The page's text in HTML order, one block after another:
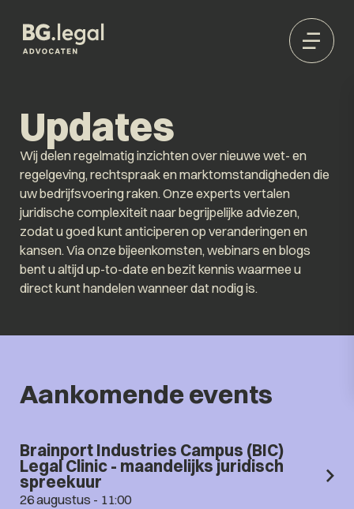
Updates
Wij delen regelmatig inzichten over nieuwe wet- en
regelgeving, rechtspraak en marktomstandigheden die
uw bedrijfsvoering raken. Onze experts vertalen
juridische complexiteit naar begrijpelijke adviezen,
zodat u goed kunt anticiperen op veranderingen en
kansen. Via onze bijeenkomsten, webinars en blogs
bent u altijd up-to-date en bezit kennis waarmee u
direct kunt handelen wanneer dat nodig is.
Aankomende events
Brainport Industries Campus (BIC)
Legal Clinic - maandelijks juridisch
spreekuur
26 augustus - 11:00